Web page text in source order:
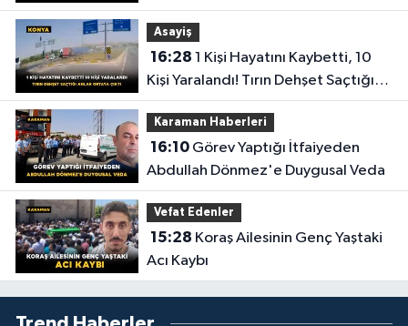
Asayiş
16:28
Kişi Yaralandı! Tırın Dehşet Saçtığı
Anlar Ortaya Çıktı
Karaman Haberleri
16:10Görev Yaptığı İtfaiyeden
Abdullah Dönmez'e Duygusal Veda
Vefat Edenler
15:28
Acı Kaybı